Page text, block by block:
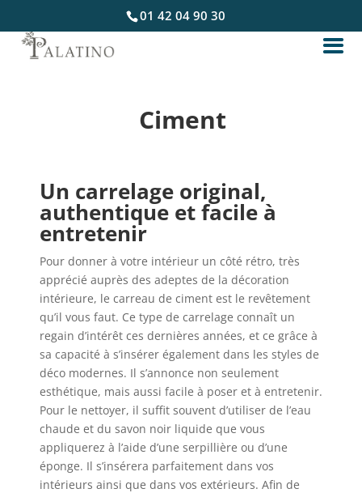
01 42 04 90 30
Ciment
Un carrelage original,
authentique et facile à
entretenir
Pour donner à votre intérieur un côté rétro, très
apprécié auprès des adeptes de la décoration
intérieure, le carreau de ciment est le revêtement
qu’il vous faut. Ce type de carrelage connaît un
regain d’intérêt ces dernières années, et ce grâce à
sa capacité à s’insérer également dans les styles de
déco modernes. Il s’annonce non seulement
esthétique, mais aussi facile à poser et à entretenir.
Pour le nettoyer, il suffit souvent d’utiliser de l’eau
chaude et du savon noir liquide que vous
appliquerez à l’aide d’une serpillière ou d’une
éponge. Il s’insérera parfaitement dans vos
intérieurs ainsi que dans vos extérieurs. Afin de